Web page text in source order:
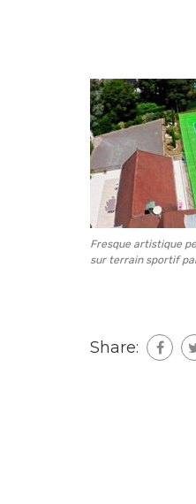
Fresque artistique
sur terrain sportif
Share: